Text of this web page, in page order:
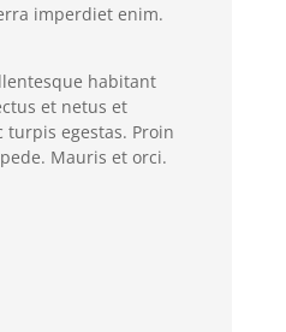
imperdiet enim.
habitant
et netus et
turpis egestas. Proin
Mauris et orci.